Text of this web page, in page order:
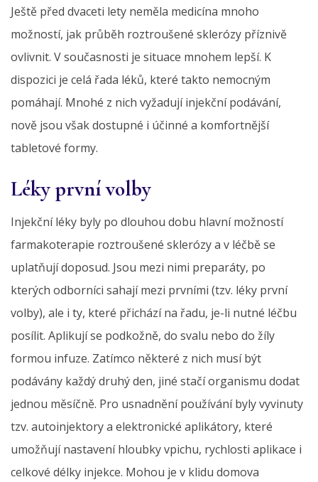
Ještě před dvaceti lety neměla medicína mnoho
možností, jak průběh roztroušené sklerózy příznivě
ovlivnit. V současnosti je situace mnohem lepší. K
dispozici je celá řada léků, které takto nemocným
pomáhají. Mnohé z nich vyžadují injekční podávání,
nově jsou však dostupné i účinné a komfortnější
tabletové formy.
Léky první volby
Injekční léky byly po dlouhou dobu hlavní možností
farmakoterapie roztroušené sklerózy a v léčbě se
uplatňují doposud. Jsou mezi nimi preparáty, po
kterých odborníci sahají mezi prvními (tzv. léky první
volby), ale i ty, které přichází na řadu, je-li nutné léčbu
posílit. Aplikují se podkožně, do svalu nebo do žíly
formou infuze. Zatímco některé z nich musí být
podávány každý druhý den, jiné stačí organismu dodat
jednou měsíčně. Pro usnadnění používání byly vyvinuty
tzv. autoinjektory a elektronické aplikátory, které
umožňují nastavení hloubky vpichu, rychlosti aplikace i
celkové délky injekce. Mohou je v klidu domova